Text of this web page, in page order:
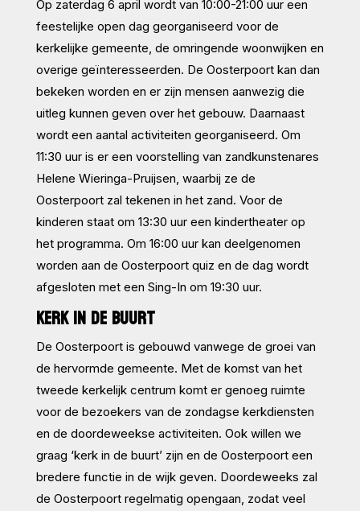
Op zaterdag 6 april wordt van 10:00-21:00 uur een
feestelijke open dag georganiseerd voor de
kerkelijke gemeente, de omringende woonwijken en
overige geïnteresseerden. De Oosterpoort kan dan
bekeken worden en er zijn mensen aanwezig die
uitleg kunnen geven over het gebouw. Daarnaast
wordt een aantal activiteiten georganiseerd. Om
11:30 uur is er een voorstelling van zandkunstenares
Helene Wieringa-Pruijsen, waarbij ze de
Oosterpoort zal tekenen in het zand. Voor de
kinderen staat om 13:30 uur een kindertheater op
het programma. Om 16:00 uur kan deelgenomen
worden aan de Oosterpoort quiz en de dag wordt
afgesloten met een Sing-In om 19:30 uur.
KERK IN DE BUURT
De Oosterpoort is gebouwd vanwege de groei van
de hervormde gemeente. Met de komst van het
tweede kerkelijk centrum komt er genoeg ruimte
voor de bezoekers van de zondagse kerkdiensten
en de doordeweekse activiteiten. Ook willen we
graag ‘kerk in de buurt’ zijn en de Oosterpoort een
bredere functie in de wijk geven. Doordeweeks zal
de Oosterpoort regelmatig opengaan, zodat veel